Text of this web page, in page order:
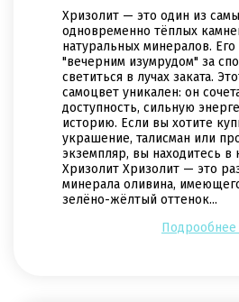
Хризолит — это один из
одновременно тёплых
натуральных минералов.
"вечерним изумрудом" за
светиться в лучах заката.
самоцвет уникален: он
доступность, сильную
историю. Если вы хотите
украшение, талисман или
экземпляр, вы находитесь в
Хризолит Хризолит — это
минерала оливина,
зелёно-жёлтый оттенок...